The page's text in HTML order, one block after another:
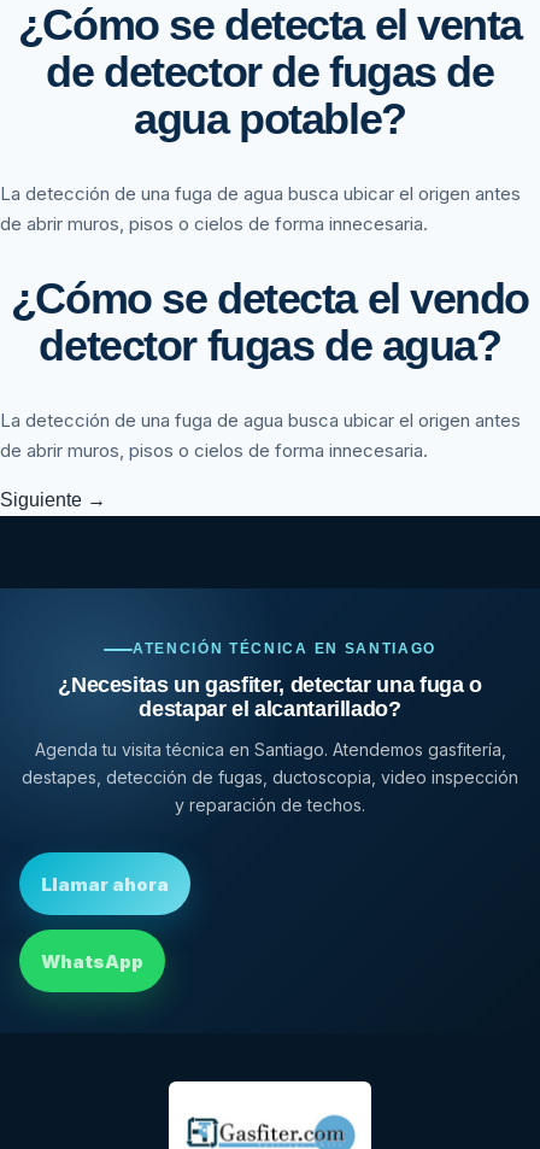
¿Cómo se detecta el venta
de detector de fugas de
agua potable?
La detección de una fuga de agua busca ubicar el origen antes
de abrir muros, pisos o cielos de forma innecesaria.
¿Cómo se detecta el vendo
detector fugas de agua?
La detección de una fuga de agua busca ubicar el origen antes
de abrir muros, pisos o cielos de forma innecesaria.
Siguiente →
ATENCIÓN TÉCNICA EN SANTIAGO
¿Necesitas un gasfiter, detectar una fuga o
destapar el alcantarillado?
Agenda tu visita técnica en Santiago. Atendemos gasfitería,
destapes, detección de fugas, ductoscopia, video inspección
y reparación de techos.
Llamar ahora
WhatsApp